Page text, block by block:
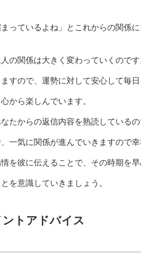
っているよね」とこれからの関係
の関係は大きく変わっていくのです
すので、運勢に対して安心して毎日
から楽しんでいます。
たからの返信内容を熟読しているの
一気に関係が進んでいきますので幸
を彼に伝えることで、その時期を早
を意識していきましょう。
トアドバイス